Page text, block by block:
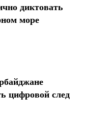
диктовать
море
цифровой след